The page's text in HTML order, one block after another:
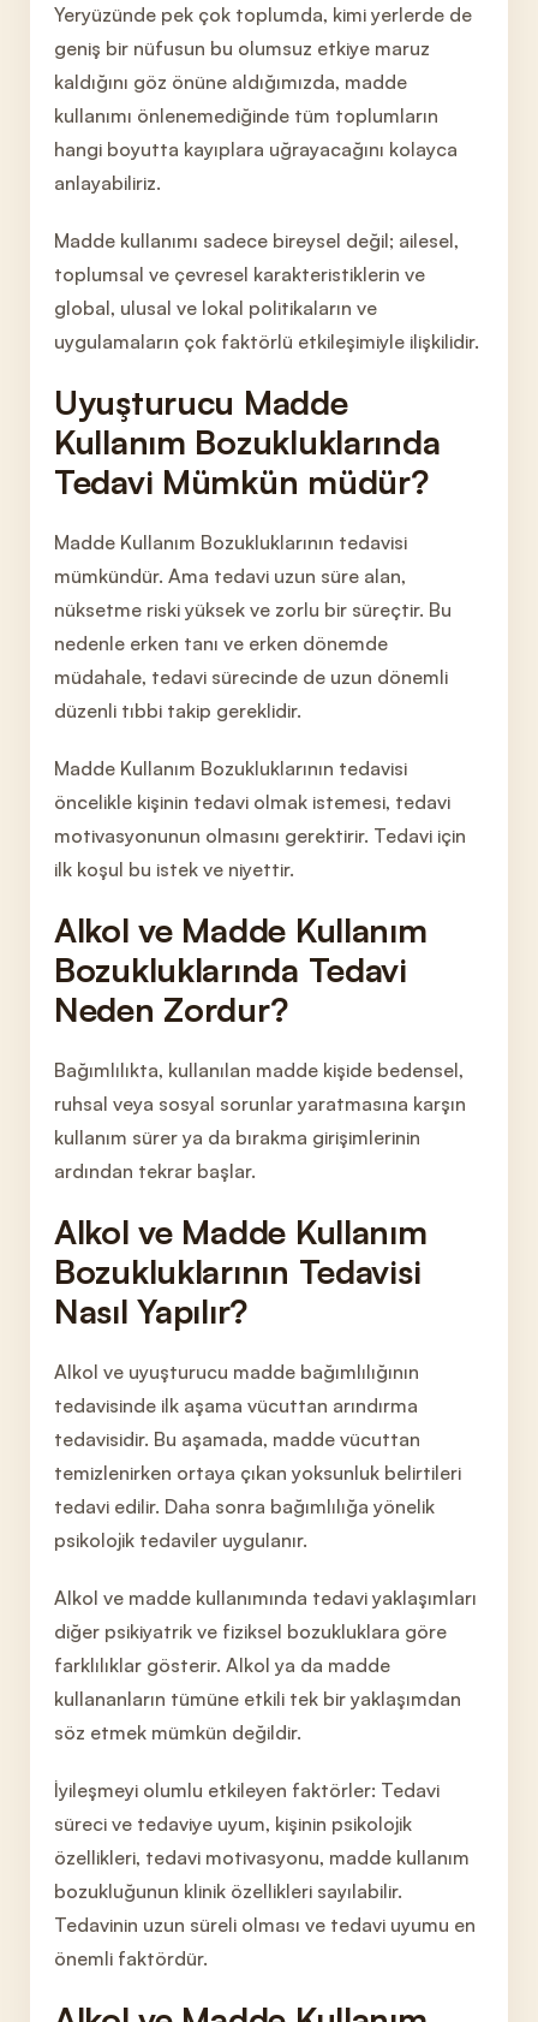
Yeryüzünde pek çok toplumda, kimi yerlerde de
geniş bir nüfusun bu olumsuz etkiye maruz
kaldığını göz önüne aldığımızda, madde
kullanımı önlenemediğinde tüm toplumların
hangi boyutta kayıplara uğrayacağını kolayca
anlayabiliriz.
Madde kullanımı sadece bireysel değil; ailesel,
toplumsal ve çevresel karakteristiklerin ve
global, ulusal ve lokal politikaların ve
uygulamaların çok faktörlü etkileşimiyle ilişkilidir.
Uyuşturucu Madde
Kullanım Bozukluklarında
Tedavi Mümkün müdür?
Madde Kullanım Bozukluklarının tedavisi
mümkündür. Ama tedavi uzun süre alan,
nüksetme riski yüksek ve zorlu bir süreçtir. Bu
nedenle erken tanı ve erken dönemde
müdahale, tedavi sürecinde de uzun dönemli
düzenli tıbbi takip gereklidir.
Madde Kullanım Bozukluklarının tedavisi
öncelikle kişinin tedavi olmak istemesi, tedavi
motivasyonunun olmasını gerektirir. Tedavi için
ilk koşul bu istek ve niyettir.
Alkol ve Madde Kullanım
Bozukluklarında Tedavi
Neden Zordur?
Bağımlılıkta, kullanılan madde kişide bedensel,
ruhsal veya sosyal sorunlar yaratmasına karşın
kullanım sürer ya da bırakma girişimlerinin
ardından tekrar başlar.
Alkol ve Madde Kullanım
Bozukluklarının Tedavisi
Nasıl Yapılır?
Alkol ve uyuşturucu madde bağımlılığının
tedavisinde ilk aşama vücuttan arındırma
tedavisidir. Bu aşamada, madde vücuttan
temizlenirken ortaya çıkan yoksunluk belirtileri
tedavi edilir. Daha sonra bağımlılığa yönelik
psikolojik tedaviler uygulanır.
Alkol ve madde kullanımında tedavi yaklaşımları
diğer psikiyatrik ve fiziksel bozukluklara göre
farklılıklar gösterir. Alkol ya da madde
kullananların tümüne etkili tek bir yaklaşımdan
söz etmek mümkün değildir.
İyileşmeyi olumlu etkileyen faktörler: Tedavi
süreci ve tedaviye uyum, kişinin psikolojik
özellikleri, tedavi motivasyonu, madde kullanım
bozukluğunun klinik özellikleri sayılabilir.
Tedavinin uzun süreli olması ve tedavi uyumu en
önemli faktördür.